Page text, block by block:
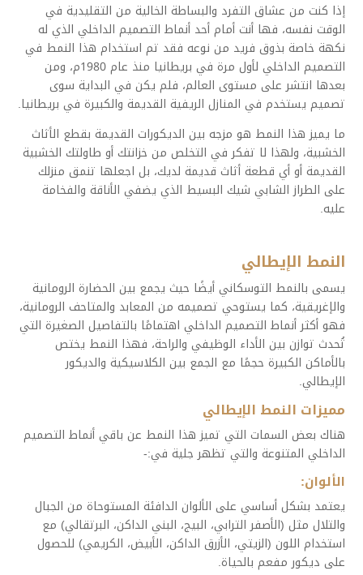
إذا كنت من عشاق التفرد والبساطة الخالية من التقليدية في
الوقت نفسه، فها أنت أمام أحد أنماط التصميم الداخلي الذي له
نكهة خاصة بذوق فريد من نوعه فقد تم استخدام هذا النمط في
التصميم الداخلي لأول مرة في بريطانيا منذ عام 1980م، ومن
بعدها انتشر على مستوى العالم، فلم يكن في البداية سوى
تصميم يستخدم في المنازل الريفية القديمة والكبيرة في بريطانيا.
ما يميز هذا النمط هو مزجه بين الديكورات القديمة بقطع الأثاث
الخشبية، ولهذا لا تفكر في التخلص من خزانتك أو طاولتك الخشبية
القديمة أو أي قطعة أثاث قديمة لديك، بل اجعلها تنمق منزلك
على الطراز الشابي شيك البسيط الذي يضفي الأناقة والفخامة
عليه.
النمط الإيطالي
يسمى بالنمط التوسكاني أيضًا حيث يجمع بين الحضارة الرومانية
والإغريقية، كما يستوحي تصميمه من المعابد والمتاحف الرومانية،
فهو أكثر أنماط التصميم الداخلي اهتمامًا بالتفاصيل الصغيرة التي
تُحدث توازن بين الأداء الوظيفي والراحة، فهذا النمط يختص
بالأماكن الكبيرة حجمًا مع الجمع بين الكلاسيكية والديكور
الإيطالي.
مميزات النمط الإيطالي
هناك بعض السمات التي تميز هذا النمط عن باقي أنماط التصميم
الداخلي المتنوعة والتي تظهر جلية في:-
الألوان:
يعتمد بشكل أساسي على الألوان الدافئة المستوحاة من الجبال
والتلال مثل (الأصفر الترابي، البيج، البني الداكن، البرتقالي) مع
استخدام اللون (الزيتي، الأزرق الداكن، الأبيض، الكريمي) للحصول
على ديكور مفعم بالحياة.